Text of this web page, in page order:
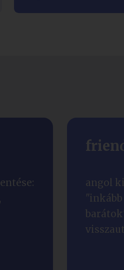
angol